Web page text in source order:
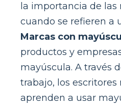
la importancia de las
cuando se refieren a
Marcas con
productos y
mayúscula. A través
trabajo, los
aprenden a usar